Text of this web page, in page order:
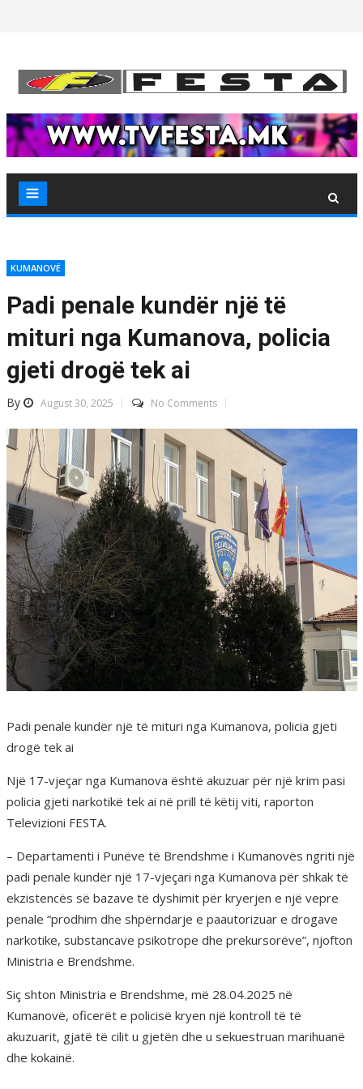
KUMANOVË
Padi penale kundër një të
mituri nga Kumanova, policia
gjeti drogë tek ai
By August 30, 2025 No Comments
Padi penale kundër një të mituri nga Kumanova, policia gjeti
drogë tek ai
Një 17-vjeçar nga Kumanova është akuzuar për një krim pasi
policia gjeti narkotikë tek ai në prill të këtij viti, raporton
Televizioni FESTA.
– Departamenti i Punëve të Brendshme i Kumanovës ngriti një
padi penale kundër një 17-vjeçari nga Kumanova për shkak të
ekzistencës së bazave të dyshimit për kryerjen e një vepre
penale “prodhim dhe shpërndarje e paautorizuar e drogave
narkotike, substancave psikotrope dhe prekursorëve”, njofton
Ministria e Brendshme.
Siç shton Ministria e Brendshme, më 28.04.2025 në
Kumanovë, oficerët e policisë kryen një kontroll të të
akuzuarit, gjatë të cilit u gjetën dhe u sekuestruan marihuanë
dhe kokainë.